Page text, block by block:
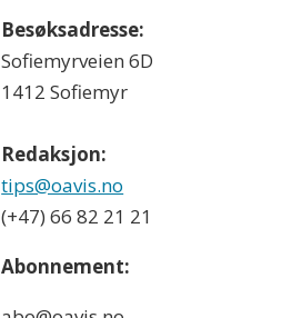
Besøksadresse:
Sofiemyrveien 6D
1412 Sofiemyr
Redaksjon:
tips@oavis.no
(+47) 66 82 21 21
Abonnement: